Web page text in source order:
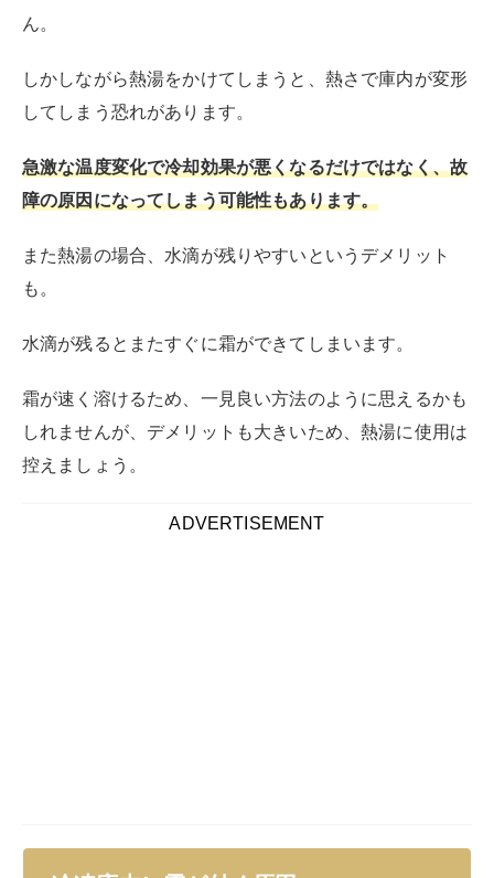
実は冷凍庫に霜が付くのには、いくつか原因がありま
原因を知ることで、予防にも繋がるでしょう。
頻繁に霜が付いたり気がついたら厚い霜が付いていたり
この冷却口がふさがっていると、冷却効果が落ちてしま